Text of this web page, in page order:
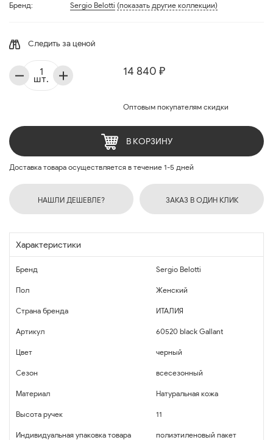
Бренд:
Sergio Belotti (показать другие коллекции)
Следить за ценой
14 840 ₽
Оптовым покупателям скидки
шт.
В КОРЗИНУ
Доставка товара осуществляется в течение 1-5 дней
НАШЛИ ДЕШЕВЛЕ? ЗАКАЗ В ОДИН КЛИК
Характеристики
Бренд Sergio Belotti
Пол Женский
Страна бренда ИТАЛИЯ
Артикул 60520 black Gallant
Цвет черный
Сезон всесезонный
Материал Натуральная кожа
Высота ручек 11
Индивидуальная упаковка товара полиэтиленовый пакет